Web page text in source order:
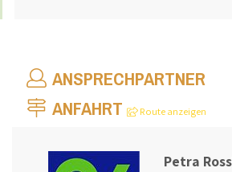
ANSPRECHPARTNER
ANFAHRT
Route anzeigen
Petra